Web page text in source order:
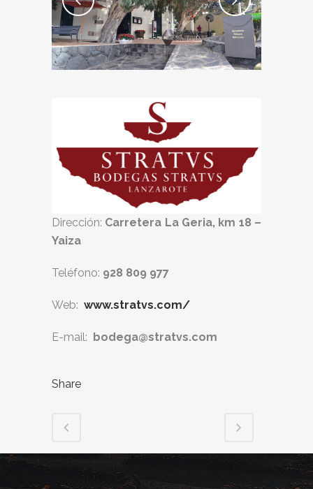
Dirección: Carretera La Geria, km 18 –
Yaiza
Teléfono: 928 809 977
Web: www.stratvs.com/
E-mail: bodega@stratvs.com
Share